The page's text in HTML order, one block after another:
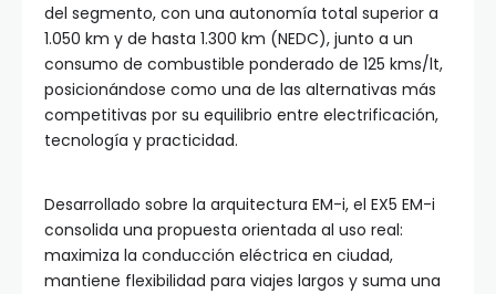
del segmento, con una autonomía total superior a
1.050 km y de hasta 1.300 km (NEDC), junto a un
consumo de combustible ponderado de 125 kms/lt,
posicionándose como una de las alternativas más
competitivas por su equilibrio entre electrificación,
tecnología y practicidad.
Desarrollado sobre la arquitectura EM-i, el EX5 EM-i
consolida una propuesta orientada al uso real:
maximiza la conducción eléctrica en ciudad,
mantiene flexibilidad para viajes largos y suma una